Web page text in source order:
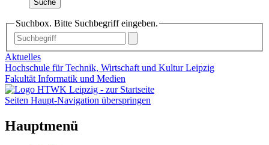
Suche
Suchbox. Bitte Suchbegriff eingeben.
Aktuelles
Hochschule für Technik, Wirtschaft und Kultur Leipzig
Fakultät Informatik und Medien
Seiten Haupt-Navigation überspringen
Hauptmenü